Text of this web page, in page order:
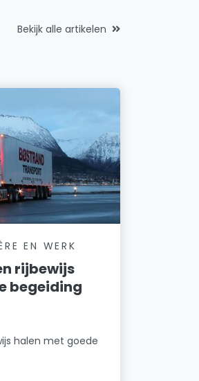
Bekijk alle artikelen
EN WERK
rijbewijs
begeiding
halen met goede